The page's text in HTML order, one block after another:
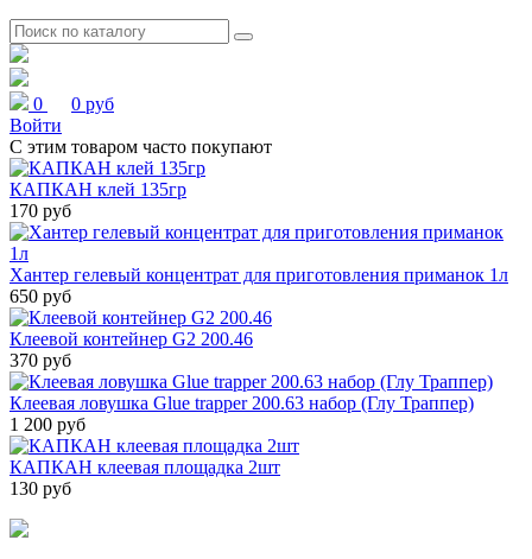
0
0 руб
Войти
С этим товаром часто покупают
КАПКАН клей 135гр
170 руб
Хантер гелевый концентрат для приготовления приманок 1л
650 руб
Клеевой контейнер G2 200.46
370 руб
Клеевая ловушка Glue trapper 200.63 набор (Глу Траппер)
1 200 руб
КАПКАН клеевая площадка 2шт
130 руб